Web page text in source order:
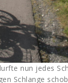
nun jedes
Schlange